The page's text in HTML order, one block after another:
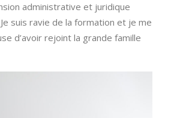
administrative et juridique
Je suis ravie de la formation et je me
d’avoir rejoint la grande famille